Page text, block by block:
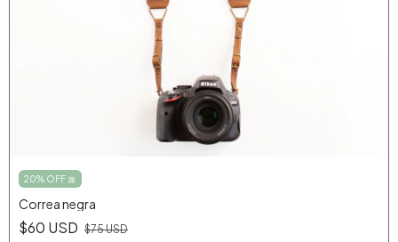
20% OFF 🎀
Correa negra
$60 USD $75 USD